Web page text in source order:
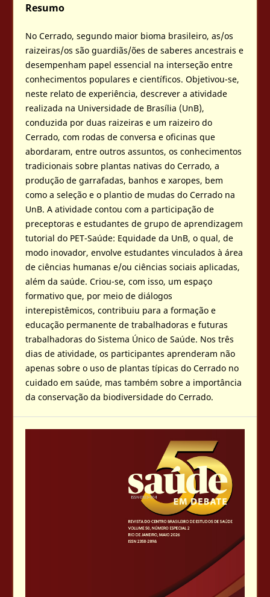
Resumo
No Cerrado, segundo maior bioma brasileiro, as/os
raizeiras/os são guardiãs/ões de saberes ancestrais e
desempenham papel essencial na interseção entre
conhecimentos populares e científicos. Objetivou-se,
neste relato de experiência, descrever a atividade
realizada na Universidade de Brasília (UnB),
conduzida por duas raizeiras e um raizeiro do
Cerrado, com rodas de conversa e oficinas que
abordaram, entre outros assuntos, os conhecimentos
tradicionais sobre plantas nativas do Cerrado, a
produção de garrafadas, banhos e xaropes, bem
como a seleção e o plantio de mudas do Cerrado na
UnB. A atividade contou com a participação de
preceptoras e estudantes de grupo de aprendizagem
tutorial do PET-Saúde: Equidade da UnB, o qual, de
modo inovador, envolve estudantes vinculados à área
de ciências humanas e/ou ciências sociais aplicadas,
além da saúde. Criou-se, com isso, um espaço
formativo que, por meio de diálogos
interepistêmicos, contribuiu para a formação e
educação permanente de trabalhadoras e futuras
trabalhadoras do Sistema Único de Saúde. Nos três
dias de atividade, os participantes aprenderam não
apenas sobre o uso de plantas típicas do Cerrado no
cuidado em saúde, mas também sobre a importância
da conservação da biodiversidade do Cerrado.